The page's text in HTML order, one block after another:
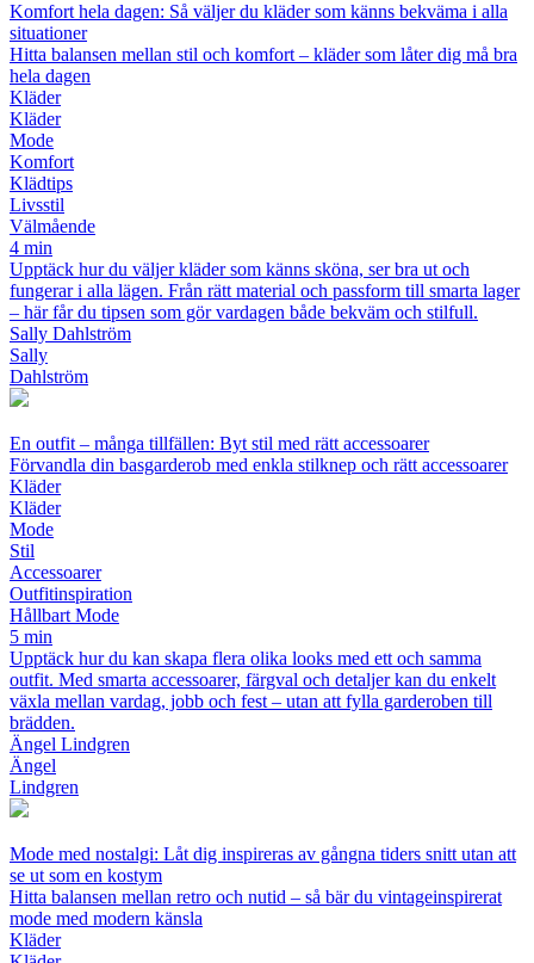
Komfort hela dagen: Så väljer du kläder som känns bekväma i alla
situationer
Hitta balansen mellan stil och komfort – kläder som låter dig må bra
hela dagen
Kläder
Kläder
Mode
Komfort
Klädtips
Livsstil
Välmående
4 min
Upptäck hur du väljer kläder som känns sköna, ser bra ut och
fungerar i alla lägen. Från rätt material och passform till smarta lager
– här får du tipsen som gör vardagen både bekväm och stilfull.
Sally Dahlström
Sally
Dahlström
En outfit – många tillfällen: Byt stil med rätt accessoarer
Förvandla din basgarderob med enkla stilknep och rätt accessoarer
Kläder
Kläder
Mode
Stil
Accessoarer
Outfitinspiration
Hållbart Mode
5 min
Upptäck hur du kan skapa flera olika looks med ett och samma
outfit. Med smarta accessoarer, färgval och detaljer kan du enkelt
växla mellan vardag, jobb och fest – utan att fylla garderoben till
brädden.
Ängel Lindgren
Ängel
Lindgren
Mode med nostalgi: Låt dig inspireras av gångna tiders snitt utan att
se ut som en kostym
Hitta balansen mellan retro och nutid – så bär du vintageinspirerat
mode med modern känsla
Kläder